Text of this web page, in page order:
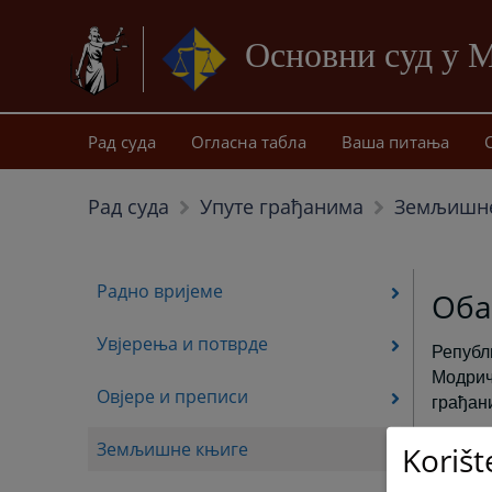
Основни суд у
Рад суда Огласна табла Ваша питања
Рад суда Упуте грађанима
Радно вријеме
Увјерења и потврде
Овјере и преписи
Земљишне књиге
исти